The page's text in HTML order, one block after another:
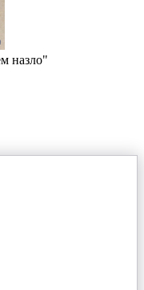
назло"